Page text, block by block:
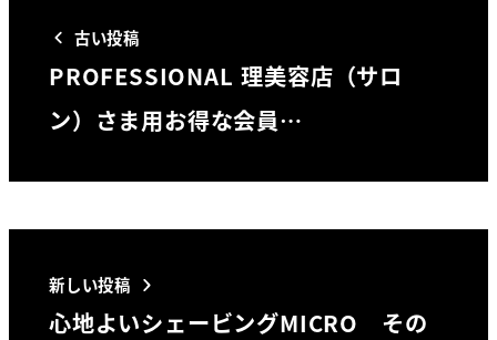
古い投稿
PROFESSIONAL 理美容店（サロ
ン）さま用お得な会員…
新しい投稿
心地よいシェービングMICRO その